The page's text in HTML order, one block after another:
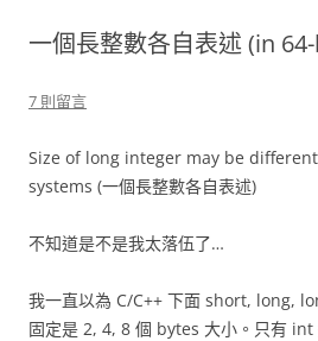
一個長整數各自表述 (in
7 則留言
Size of long integer may be
systems (一個長整數各自表述)
不知道是不是我太落伍了…
我一直以為 C/C++ 下面 short, long,
固定是 2, 4, 8 個 bytes 大小。只有